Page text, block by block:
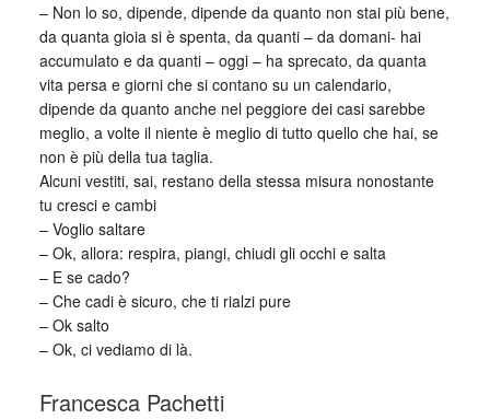
– Non lo so, dipende, dipende da quanto non stai più bene,
da quanta gioia si è spenta, da quanti – da domani- hai
accumulato e da quanti – oggi – ha sprecato, da quanta
vita persa e giorni che si contano su un calendario,
dipende da quanto anche nel peggiore dei casi sarebbe
meglio, a volte il niente è meglio di tutto quello che hai, se
non è più della tua taglia.
Alcuni vestiti, sai, restano della stessa misura nonostante
tu cresci e cambi
– Voglio saltare
– Ok, allora: respira, piangi, chiudi gli occhi e salta
– E se cado?
– Che cadi è sicuro, che ti rialzi pure
– Ok salto
– Ok, ci vediamo di là.
Francesca Pachetti